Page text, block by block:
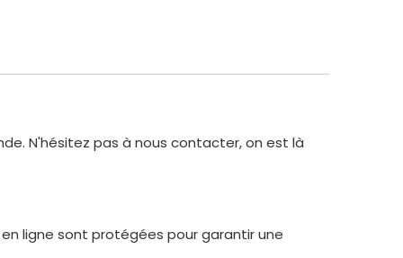
N'hésitez pas à nous contacter, on est là
ligne sont protégées pour garantir une